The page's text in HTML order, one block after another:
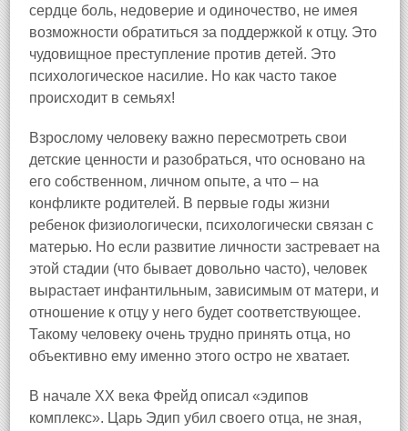
сердце боль, недоверие и одиночество, не имея
возможности обратиться за поддержкой к отцу. Это
чудовищное преступление против детей. Это
психологическое насилие. Но как часто такое
происходит в семьях!
Взрослому человеку важно пересмотреть свои
детские ценности и разобраться, что основано на
его собственном, личном опыте, а что – на
конфликте родителей. В первые годы жизни
ребенок физиологически, психологически связан с
матерью. Но если развитие личности застревает на
этой стадии (что бывает довольно часто), человек
вырастает инфантильным, зависимым от матери, и
отношение к отцу у него будет соответствующее.
Такому человеку очень трудно принять отца, но
объективно ему именно этого остро не хватает.
В начале XX века Фрейд описал «эдипов
комплекс». Царь Эдип убил своего отца, не зная,